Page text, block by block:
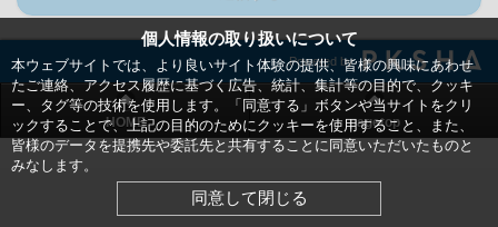
個人情報の取り扱いについて
本ウェブサイトでは、より良いサイト体験の提供、皆様の興味にあわせ
たご連絡、アクセス履歴に基づく広告、統計、集計等の目的で、クッキ
ー、タグ等の技術を使用します。「同意する」ボタンや当サイトをクリ
ックすることで、上記の目的のためにクッキーを使用すること、また、
皆様のデータを提携先や委託先と共有することに同意いただいたものと
みなします。
同意して閉じる
Powered by
HOME pagetop